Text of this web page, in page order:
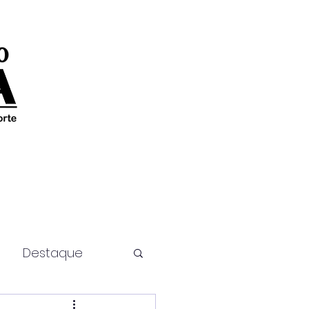
Destaque